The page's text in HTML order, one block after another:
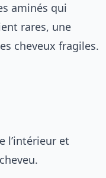
aminés qui
rares, une
cheveux fragiles.
l’intérieur et